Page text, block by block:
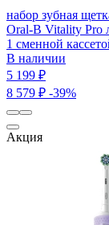
набор зубная
Oral-B Vitality Pro
1 сменной
В наличии
5 199 ₽
8 579 ₽ -39%
Акция